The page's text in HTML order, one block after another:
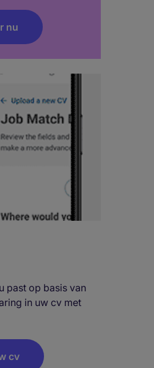
nu
past op basis van
in uw cv met
cv